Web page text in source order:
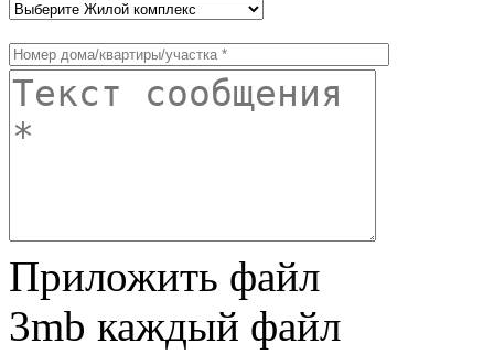
Приложить файл
3mb каждый файл